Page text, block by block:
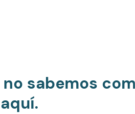
sabemos